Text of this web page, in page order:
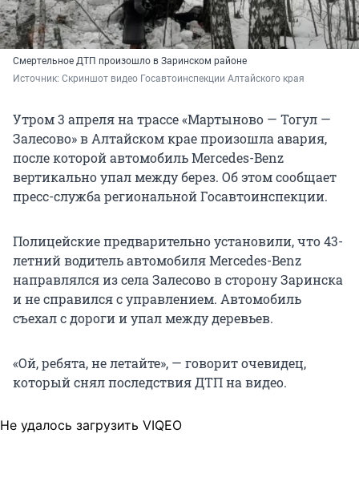
Смертельное ДТП произошло в Заринском районе
Источник: Скриншот видео Госавтоинспекции Алтайского края
Утром 3 апреля на трассе «Мартыново — Тогул —
Залесово» в Алтайском крае произошла авария,
после которой автомобиль Mercedes-Benz
вертикально упал между берез. Об этом сообщает
пресс-служба региональной Госавтоинспекции.
Полицейские предварительно установили, что 43-
летний водитель автомобиля Mercedes-Benz
направлялся из села Залесово в сторону Заринска
и не справился с управлением. Автомобиль
съехал с дороги и упал между деревьев.
«Ой, ребята, не летайте», — говорит очевидец,
который снял последствия ДТП на видео.
Не удалось загрузить VIQEO